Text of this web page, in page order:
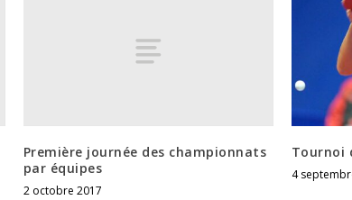
Première journée des championnats
par équipes
2 octobre 2017
Tournoi
4